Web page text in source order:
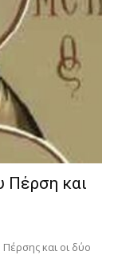
Πέρση και
και οι δύο